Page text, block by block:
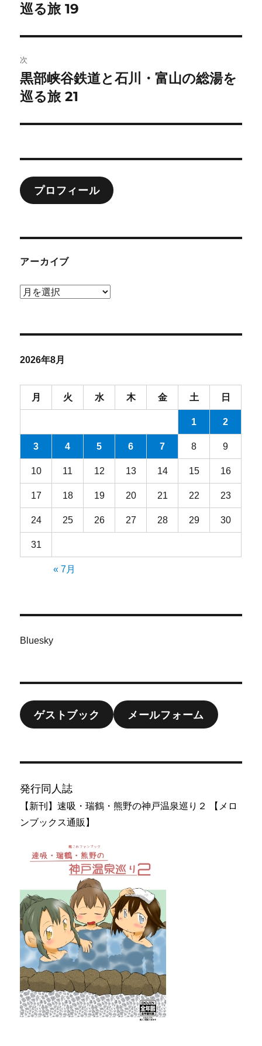
ナ
ビ
ゲ
ー
ン
の
稿:
巡る旅 19
次
次
の
稿:
黒部峡谷鉄道と石川・富山の総湯を
巡る旅 21
プロフィール
アーカイブ
ア
ブ
2026年8月
月 火 水 木 金 土 日
1 2
3 4 5 6 7 8 9
10 11 12 13 14 15 16
17 18 19 20 21 22 23
24 25 26 27 28 29 30
31
« 7月
Bluesky
ゲストブック メールフォーム
発行同人誌
【新刊】速吸・瑞鶴・熊野の神戸温泉巡り２ 【メロ
ンブックス通販】